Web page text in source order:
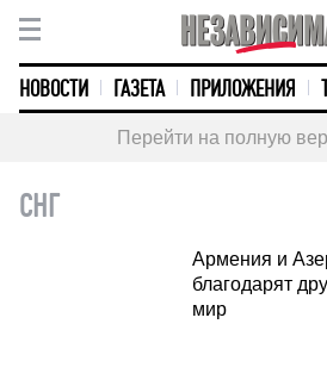
НОВОСТИ ГАЗЕТА ПРИЛОЖЕНИЯ
Перейти на полную
СНГ
Армения и
благодарят
мир